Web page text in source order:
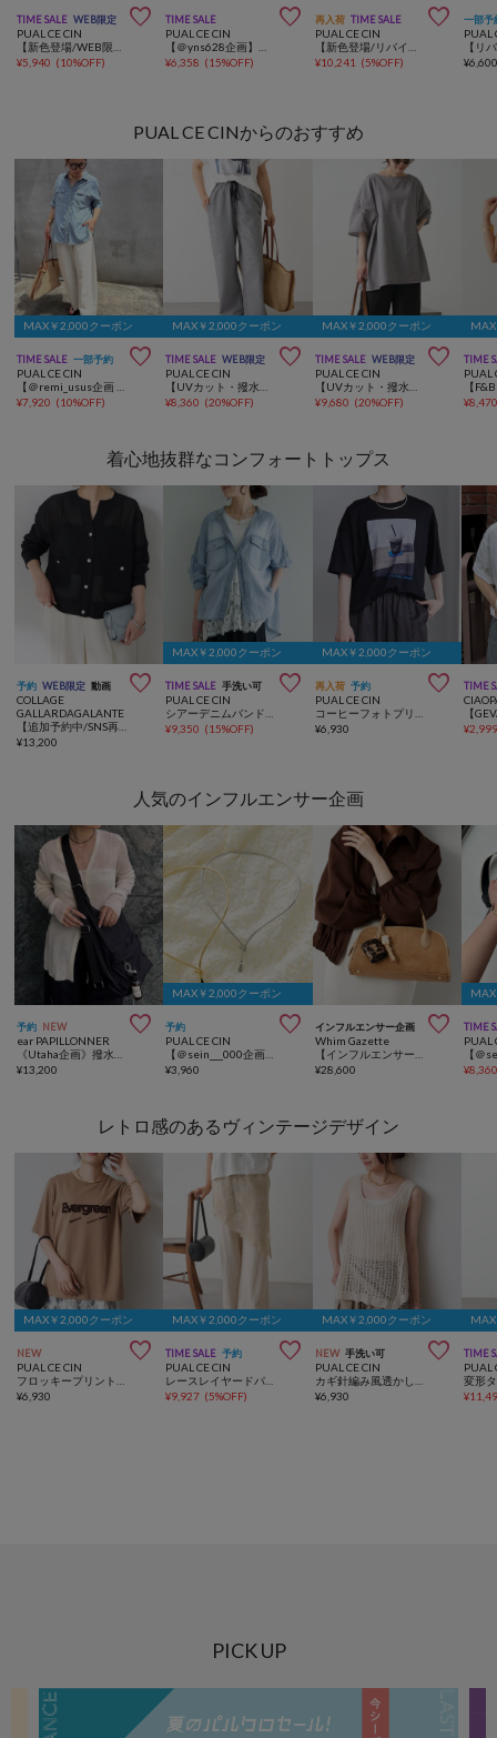
TIME SALE WEB限定 
PUAL CE CIN
¥5,940 (10%OFF)
TIME SALE 
PUAL CE CIN
¥6,358 (15%OFF)
再入荷 TIME SALE 
PUAL CE CIN
¥10,241 (5%OFF)
一部予
PUAL
¥
PUAL CE CINからのおすすめ
MAX￥2,000クーポン
TIME SALE 一部予約 
PUAL CE CIN
¥7,920 (10%OFF)
MAX￥2,000クーポン
TIME SALE WEB限定 
PUAL CE CIN
¥8,360 (20%OFF)
MAX￥2,000クーポン
TIME SALE WEB限定 
PUAL CE CIN
¥9,680 (20%OFF)
TIME
PUAL
¥
着心地抜群なコンフォートトップス
予約 WEB限定 動画 
COLLAGE
GALLARDAGALANTE
【追加予約中/SNS再生回数170万】スキッパーメッシュメタルボタンカーディガン
¥13,200
MAX￥2,000クーポン
TIME SALE 手洗い可 
PUAL CE CIN
シアーデニムバンドカラーブラウス
¥9,350 (15%OFF)
MAX￥2,000クーポン
再入荷 予約 
PUAL CE CIN
コーヒーフォトプリントTシャツ
¥6,930
TIME
¥
人気のインフルエンサー企画
予約 NEW 
ear PAPILLONNER
¥13,200
MAX￥2,000クーポン
予約 
PUAL CE CIN
¥3,960
インフルエンサー企画 
Whim Gazette
¥28,600
TIME
PUAL
¥
レトロ感のあるヴィンテージデザイン
MAX￥2,000クーポン
NEW 
PUAL CE CIN
¥6,930
MAX￥2,000クーポン
TIME SALE 予約 
PUAL CE CIN
¥9,927 (5%OFF)
MAX￥2,000クーポン
NEW 手洗い可 
PUAL CE CIN
¥6,930
TIME
PUAL
¥
PICK UP